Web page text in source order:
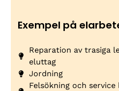
Exempel på
Reparation av trasiga
eluttag
Jordning
Felsökning och